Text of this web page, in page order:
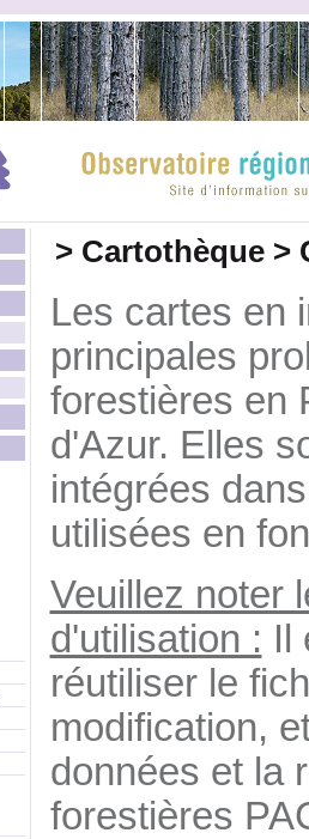
> Cartothèque>
Les cartes en
principales
forestières en
d'Azur. Elles
intégrées
utilisées en
Veuillez noter
d'utilisation : Il
réutiliser le
modification,
données et la
forestières